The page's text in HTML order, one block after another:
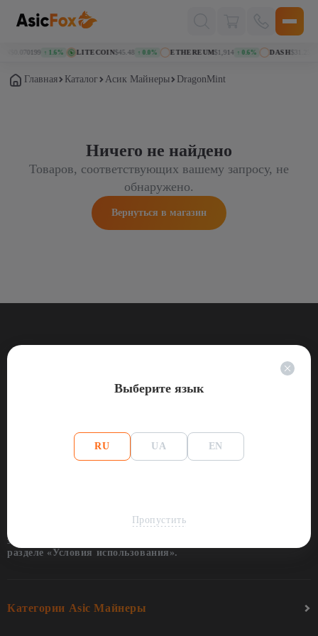
$0.070199 ↑ 1.6% LITECOIN$45.48 ↑ 0.0% ETHEREUM$1,914 ↑ 0.6% DASH$31.25
Главная Каталог Асик Майнеры DragonMint
Ничего не найдено
Товаров, соответствующих вашему запросу, не
обнаружено.
Вернуться в магазин
© Торговая марка ™AsicFox 2017–2026. Все права
защищены. Подробнее об условиях использования см. в
разделе «Условия использования».
Категории Asic Майнеры
Выберите язык
RU UA EN
Пропустить